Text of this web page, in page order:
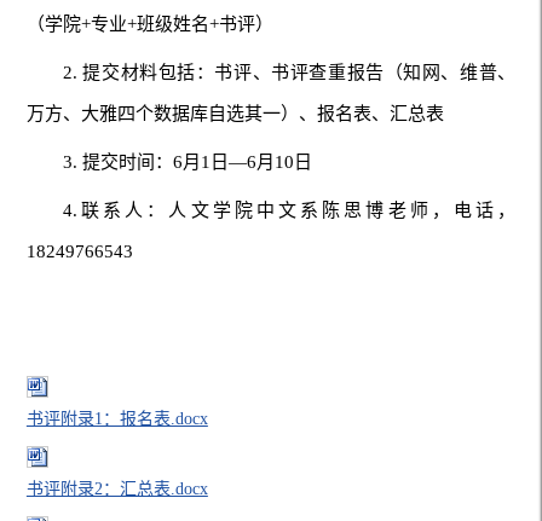
（学院+专业+班级姓名+书评）
2. 提交材料包括：书评、书评查重报告（知网、维普、
万方、大雅四个数据库自选其一）、报名表、汇总表
3. 提交时间：6月1日—6月10日
4.联系人：人文学院中文系陈思博老师，电话，
18249766543
书评附录1：报名表.docx
书评附录2：汇总表.docx